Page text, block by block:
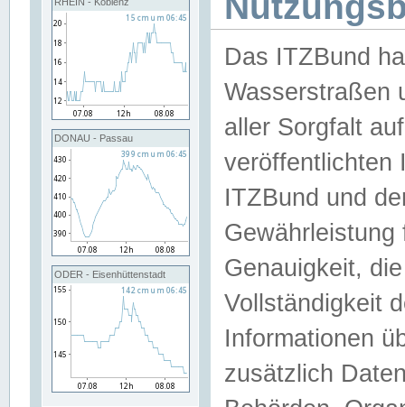
DONAU - Passau
ODER - Eisenhüttenstadt
Das ITZBund
Wasserstraßen
aller Sorgfalt
veröffentlichten
ITZBund und
Genauigkeit,
Vollständigkeit
Informationen
zusätzlich